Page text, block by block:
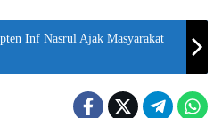
Inf Nasrul Ajak Masyarakat